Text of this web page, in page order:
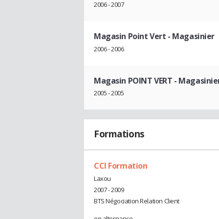
2006 - 2007
Magasin Point Vert - Magasinier
2006 - 2006
Magasin POINT VERT -
2005 - 2005
Formations
CCI Formation
Laxou
2007 - 2009
BTS Négociation Relation Client